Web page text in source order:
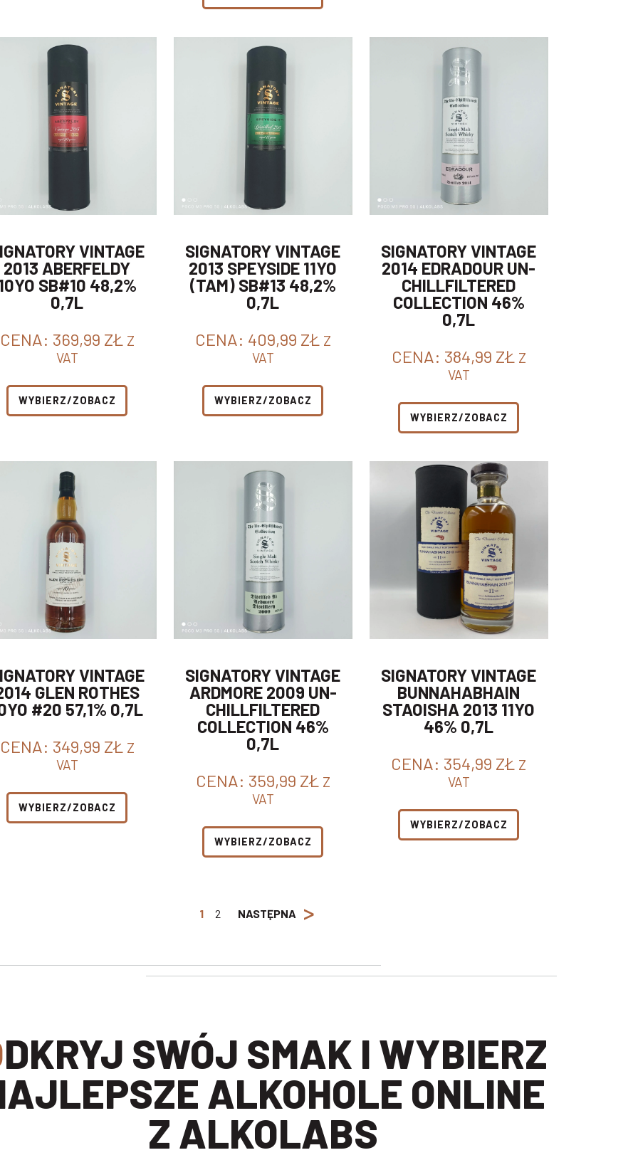
VINTAGE
2013 ABERFELDY
SB#10 48,2%
0,7L
CENA: 369,99 ZŁ Z
VAT
WYBIERZ/ZOBACZ
SIGNATORY VINTAGE
2013 SPEYSIDE 11YO
(TAM) SB#13 48,2%
0,7L
CENA: 409,99 ZŁ Z
VAT
WYBIERZ/ZOBACZ
SIGNATORY VINTAGE
2014 EDRADOUR UN-
CHILLFILTERED
COLLECTION 46%
0,7L
CENA: 384,99 ZŁ Z
VAT
WYBIERZ/ZOBACZ
VINTAGE
GLEN ROTHES
#20 57,1% 0,7L
CENA: 349,99 ZŁ Z
VAT
WYBIERZ/ZOBACZ
SIGNATORY VINTAGE
ARDMORE 2009 UN-
CHILLFILTERED
COLLECTION 46%
0,7L
CENA: 359,99 ZŁ Z
VAT
WYBIERZ/ZOBACZ
SIGNATORY VINTAGE
BUNNAHABHAIN
STAOISHA 2013 11YO
46% 0,7L
CENA: 354,99 ZŁ Z
VAT
WYBIERZ/ZOBACZ
1 2 NASTĘPNA >
ALKOHOLE ONLINE
Z ALKOLABS